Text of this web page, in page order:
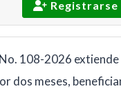
Registrarse
108-2026
dos meses,